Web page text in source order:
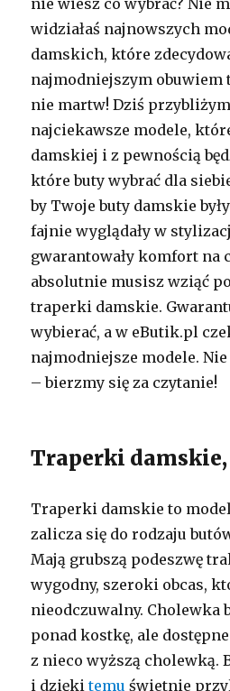
widziałaś najnowszych
damskich, które
najmodniejszym obuwiem
nie martw! Dziś
najciekawsze modele,
damskiej i z pewnością
które buty wybrać dla
by Twoje buty damskie
fajnie wyglądały w
gwarantowały komfort na
absolutnie musisz wziąć
traperki damskie.
wybierać, a w eButik.pl
najmodniejsze modele.
– bierzmy się za czytanie!
Traperki
Traperki damskie to
zalicza się do rodzaju
Mają grubszą podeszwę
wygodny, szeroki obcas,
nieodczuwalny. Cholewka
ponad kostkę, ale
z nieco wyższą cholewką.
i dziękitemu świetnie